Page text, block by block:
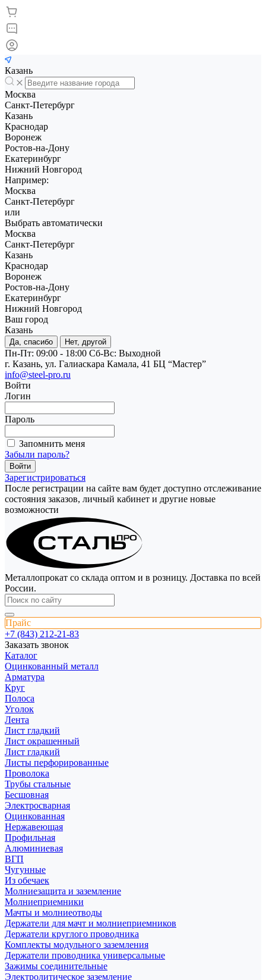
Казань
Москва
Санкт-Петербург
Казань
Краснодар
Воронеж
Ростов-на-Дону
Екатеринбург
Нижний Новгород
Например:
Москва
Санкт-Петербург
или
Выбрать автоматически
Москва
Санкт-Петербург
Казань
Краснодар
Воронеж
Ростов-на-Дону
Екатеринбург
Нижний Новгород
Ваш город
Казань
Да, спасибо Нет, другой
Пн-Пт: 09:00 - 18:00 Cб-Вс: Выходной
г. Казань, ул. Галиаскара Камала, 41 БЦ “Мастер”
info@steel-pro.ru
Войти
Логин
Пароль
Запомнить меня
Забыли пароль?
Зарегистрироваться
После регистрации на сайте вам будет доступно отслеживание
состояния заказов, личный кабинет и другие новые
возможности
Металлопрокат со склада оптом и в розницу. Доставка по всей
России.
Прайс
+7 (843) 212-21-83
Заказать звонок
Каталог
Оцинкованный металл
Арматура
Круг
Полоса
Уголок
Лента
Лист гладкий
Лист окрашенный
Лист гладкий
Листы перфорированные
Проволока
Трубы стальные
Бесшовная
Электросварная
Оцинкованная
Нержавеющая
Профильная
Алюминиевая
ВГП
Чугунные
Из обечаек
Молниезащита и заземление
Молниеприемники
Мачты и молниеотводы
Держатели для мачт и молниеприемников
Держатели круглого проводника
Комплекты модульного заземления
Держатели проводника универсальные
Зажимы соединительные
Электролитическое заземление